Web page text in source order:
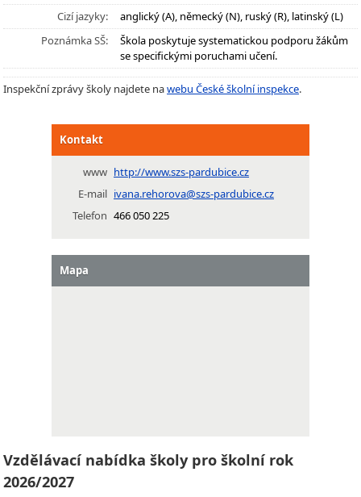
Cizí jazyky:
anglický (A), německý (N), ruský (R), latinský (L)
Poznámka SŠ:
Škola poskytuje systematickou podporu žákům
se specifickými poruchami učení.
Inspekční zprávy školy najdete nawebu České školní inspekce.
Kontakt
www http://www.szs-pardubice.cz
E-mail ivana.rehorova@szs-pardubice.cz
Telefon 466 050 225
Mapa
Vzdělávací nabídka školy pro školní rok
2026/2027